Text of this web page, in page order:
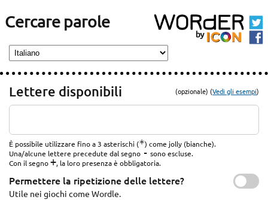
Cercare parole
Lettere disponibili (opzionale) (Vedi gli esempi)
È possibile utilizzare fino a 3 asterischi (*) come jolly (bianche).
Una/alcune lettere precedute dal segno - sono escluse.
Con il segno+, la loro presenza è obbligatoria.
Permettere la ripetizione delle lettere?
Utile nei giochi come Wordle.